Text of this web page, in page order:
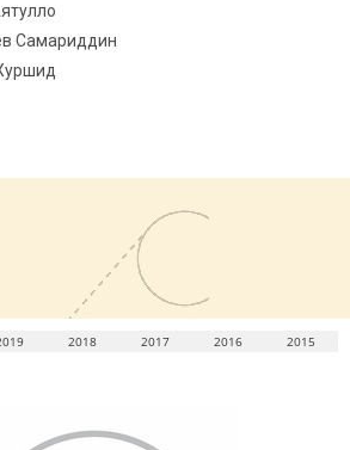
Самариддин
2018 2017 2016 2015